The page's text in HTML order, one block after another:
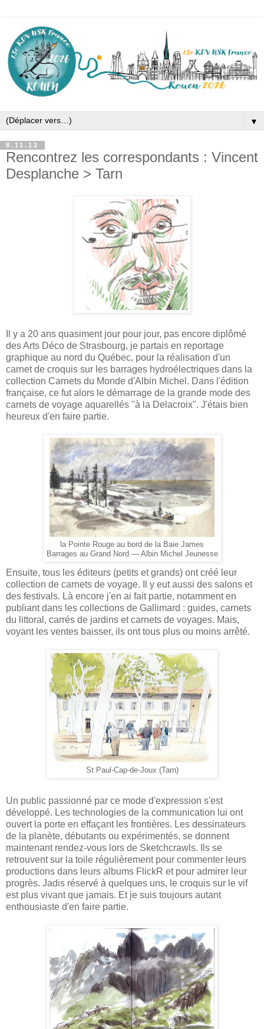
▼
8.11.12
Rencontrez les correspondants : Vincent
Desplanche > Tarn
Il y a 20 ans quasiment jour pour jour, pas encore diplômé
des Arts Déco de Strasbourg, je partais en reportage
graphique au nord du Québec, pour la réalisation d'un
carnet de croquis sur les barrages hydroélectriques dans la
collection Carnets du Monde d'Albin Michel. Dans l'édition
française, ce fut alors le démarrage de la grande mode des
carnets de voyage aquarellés "à la Delacroix". J'étais bien
heureux d'en faire partie.
la Pointe Rouge au bord de la Baie James
Barrages au Grand Nord — Albin Michel Jeunesse
Ensuite, tous les éditeurs (petits et grands) ont créé leur
collection de carnets de voyage. Il y eut aussi des salons et
des festivals. Là encore j'en ai fait partie, notamment en
publiant dans les collections de Gallimard : guides, carnets
du littoral, carrés de jardins et carnets de voyages. Mais,
voyant les ventes baisser, ils ont tous plus ou moins arrêté.
St Paul-Cap-de-Joux (Tarn)
Un public passionné par ce mode d'expression s'est
développé. Les technologies de la communication lui ont
ouvert la porte en effaçant les frontières. Les dessinateurs
de la planète, débutants ou expérimentés, se donnent
maintenant rendez-vous lors de Sketchcrawls. Ils se
retrouvent sur la toile régulièrement pour commenter leurs
productions dans leurs albums FlickR et pour admirer leur
progrès. Jadis réservé à quelques uns, le croquis sur le vif
est plus vivant que jamais. Et je suis toujours autant
enthousiaste d'en faire partie.